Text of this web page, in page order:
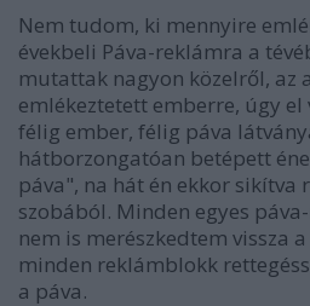
Nem tudom, ki mennyire
évekbeli Páva-reklámra a
mutattak nagyon közelről, az
emlékeztetett emberre, úgy el
félig ember, félig páva
hátborzongatóan betépett
páva", na hát én ekkor sikítva
szobából. Minden egyes
nem is merészkedtem vissza
minden reklámblokk
a páva.